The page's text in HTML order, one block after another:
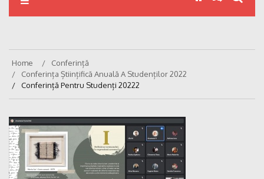
Home
Conferință
Conferința Științifică Anuală A Studenților 2022
Conferință Pentru Studenți 20222